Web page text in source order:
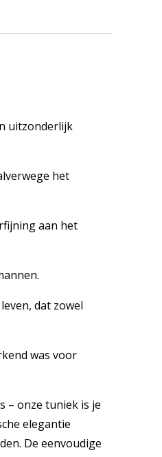
uitzonderlijk
het
aan het
dat zowel
was voor
– onze tuniek is je
elegantie
De eenvoudige